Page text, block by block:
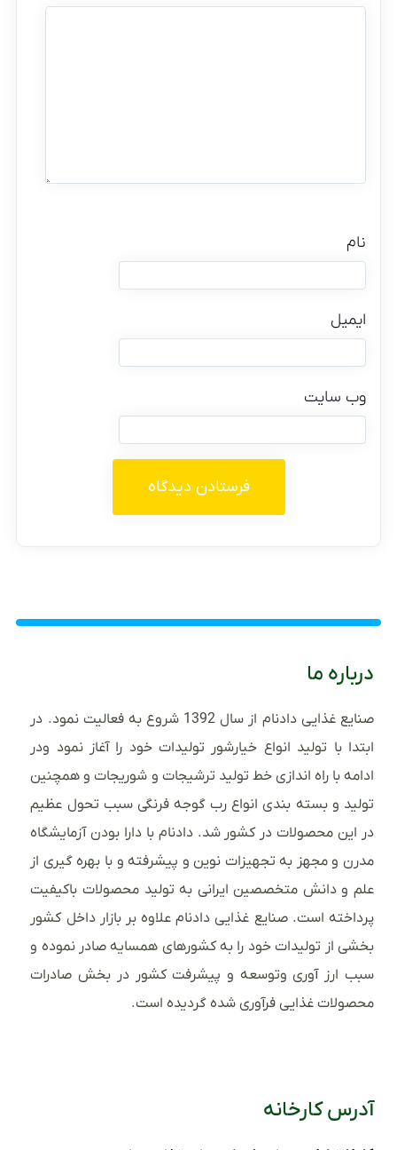
نام
ایمیل
وب‌ سایت
درباره ما
صنایع غذایی دادنام از سال 1392 شروع به فعالیت نمود. در
ابتدا با تولید انواع خیارشور تولیدات خود را آغاز نمود ودر
ادامه با راه اندازی خط تولید ترشیجات و شوریجات و همچنین
تولید و بسته بندی انواع رب گوجه فرنگی سبب تحول عظیم
در این محصولات در کشور شد. دادنام با دارا بودن آزمایشگاه
مدرن و مجهز به تجهیزات نوین و پیشرفته و با بهره گیری از
علم و دانش متخصصین ایرانی به تولید محصولات باکیفیت
پرداخته است. صنایع غذایی دادنام علاوه بر بازار داخل کشور
بخشی از تولیدات خود را به کشورهای همسایه صادر نموده و
سبب ارز آوری وتوسعه و پیشرفت کشور در بخش صادرات
محصولات غذایی فرآوری شده گردیده است.
آدرس کارخانه